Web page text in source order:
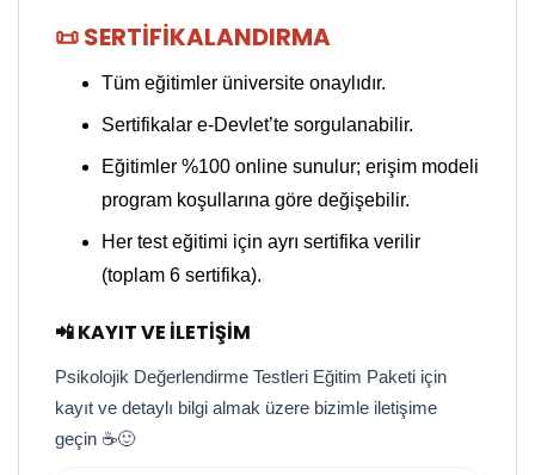
📜 SERTIFIKALANDIRMA
Tüm eğitimler üniversite onaylıdır.
Sertifikalar e-Devlet’te sorgulanabilir.
Eğitimler %100 online sunulur; erişim modeli
program koşullarına göre değişebilir.
Her test eğitimi için ayrı sertifika verilir
(toplam 6 sertifika).
📲 KAYIT VE İLETIŞIM
Psikolojik Değerlendirme Testleri Eğitim Paketi için
kayıt ve detaylı bilgi almak üzere bizimle iletişime
geçin ☕🙂